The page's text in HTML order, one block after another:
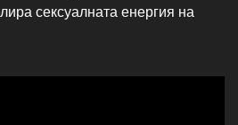
сексуалната енергия на